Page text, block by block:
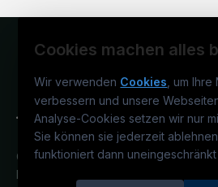
Cookies machen alles
Wir verwenden Cookies , um
verbessern und unsere
Analyse-Cookies setzen wir nur
Sie können sie jederzeit
funktioniert dann
Österreichs technisches
Ein Service der candidatis GmbH.